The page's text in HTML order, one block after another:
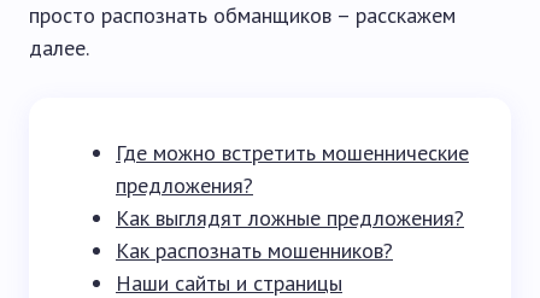
просто распознать обманщиков – расскажем
далее.
Где можно встретить мошеннические
предложения?
Как выглядят ложные предложения?
Как распознать мошенников?
Наши сайты и страницы